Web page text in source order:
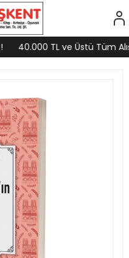
40.000 TL ve Üstü Tüm